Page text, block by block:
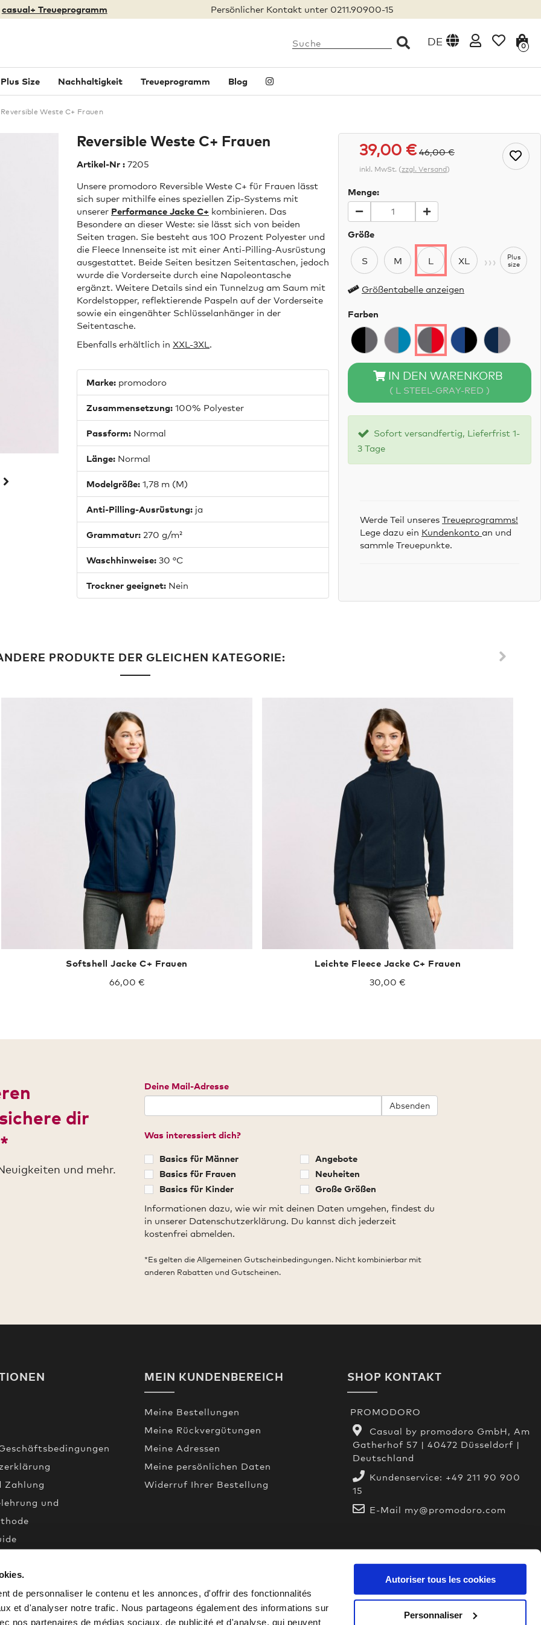
de personnaliser le contenu et les annonces, d'offrir des fonctionnalités
et d'analyser notre trafic. Nous partageons également des informations sur
nos partenaires de médias sociaux, de publicité et d'analyse, qui peuvent
Autoriser tous les cookies
Personnaliser
casual+ Treueprogramm Persönlicher Kontakt unter 0211.90900-15
DE 0
Plus Size Nachhaltigkeit Treueprogramm Blog
Reversible Weste C+ Frauen
39,00 € 46,00 €
inkl. MwSt. (zzgl. Versand)
Menge:
Größe
S M L XL ›››
Plus
size
Größentabelle anzeigen
Farben
IN DEN WARENKORB
( L STEEL-GRAY-RED )
Sofort versandfertig, Lieferfrist 1-
3 Tage
Werde Teil unseres Treueprogramms!
Lege dazu ein Kundenkonto an und
sammle Treuepunkte.
Reversible Weste C+ Frauen
Artikel-Nr : 7205
Unsere promodoro Reversible Weste C+ für Frauen lässt
sich super mithilfe eines speziellen Zip-Systems mit
unserer Performance Jacke C+ kombinieren. Das
Besondere an dieser Weste: sie lässt sich von beiden
Seiten tragen. Sie besteht aus 100 Prozent Polyester und
die Fleece Innenseite ist mit einer Anti-Pilling-Ausrüstung
ausgestattet. Beide Seiten besitzen Seitentaschen, jedoch
wurde die Vorderseite durch eine Napoleontasche
ergänzt. Weitere Details sind ein Tunnelzug am Saum mit
Kordelstopper, reflektierende Paspeln auf der Vorderseite
sowie ein eingenähter Schlüsselanhänger in der
Seitentasche.
Ebenfalls erhältlich in XXL-3XL .
Marke: promodoro
Zusammensetzung: 100% Polyester
Passform: Normal
Länge: Normal
Modelgröße: 1,78 m (M)
Anti-Pilling-Ausrüstung: ja
Grammatur: 270 g/m²
Waschhinweise: 30 °C
Trockner geeignet: Nein
PRODUKTE DER GLEICHEN KATEGORIE:
Softshell Jacke C+ Frauen
66,00 €
Leichte Fleece Jacke C+ Frauen
30,00 €
dir
und mehr.
Deine Mail-Adresse
Absenden
Was interessiert dich?
Basics für Männer
Basics für Frauen
Basics für Kinder
Angebote
Neuheiten
Große Größen
Informationen dazu, wie wir mit deinen Daten umgehen, findest du
in unserer Datenschutzerklärung. Du kannst dich jederzeit
kostenfrei abmelden.
*Es gelten die Allgemeinen Gutscheinbedingungen. Nicht kombinierbar mit
anderen Rabatten und Gutscheinen.
Zahlung
und
MEIN KUNDENBEREICH
Meine Bestellungen
Meine Rückvergütungen
Meine Adressen
Meine persönlichen Daten
Widerruf Ihrer Bestellung
SHOP KONTAKT
PROMODORO
Casual by promodoro GmbH, Am
Gatherhof 57 | 40472 Düsseldorf |
Deutschland
Kundenservice: +49 211 90 900
15
E-Mail my@promodoro.com